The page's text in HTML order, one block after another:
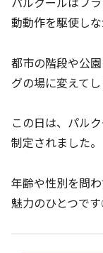
動動作を駆使し
都市の階段や公
グの場に変えて
この日は、パル
制定されました。
年齢や性別を問
魅力のひとつです